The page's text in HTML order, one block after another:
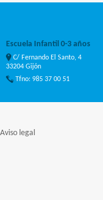
Escuela Infantil 0-3 años
C/ Fernando El Santo, 4
33204 Gijón
Tfno: 985 37 00 51
Aviso legal